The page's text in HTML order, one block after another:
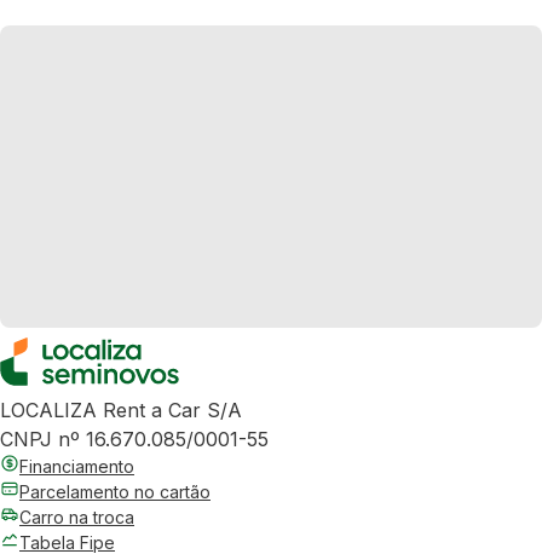
LOCALIZA Rent a Car S/A
CNPJ nº 16.670.085/0001-55
Financiamento
Parcelamento no cartão
Carro na troca
Tabela Fipe